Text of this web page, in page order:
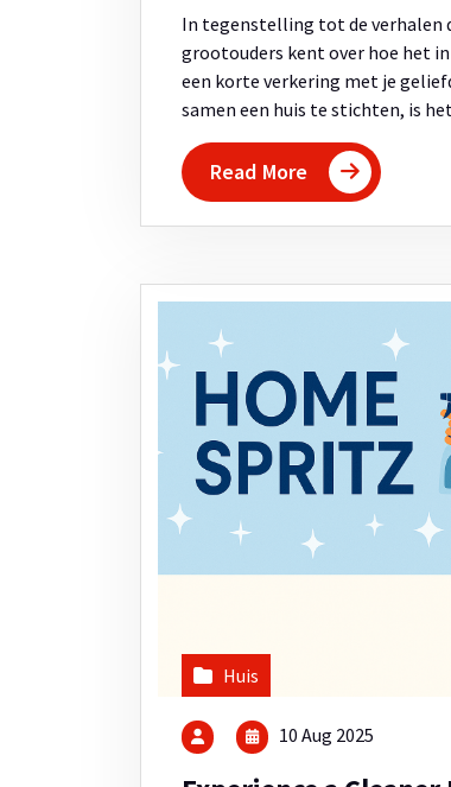
In tegenstelling tot de verhalen
grootouders kent over hoe het
een korte verkering met je
samen een huis te stichten, is
Read More
Huis
10 Aug 2025